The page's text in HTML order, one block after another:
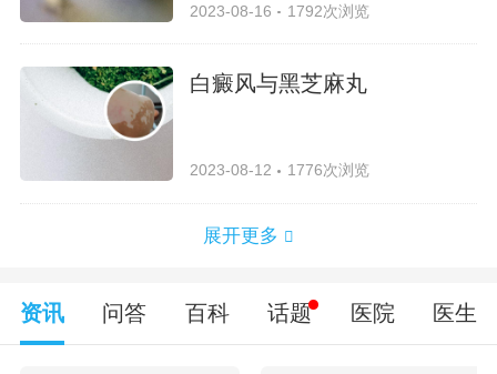
2023-08-16 1792次浏览
白癜风与黑芝麻丸
2023-08-12 1776次浏览
展开更多
资讯 问答 百科 话题 医院 医生